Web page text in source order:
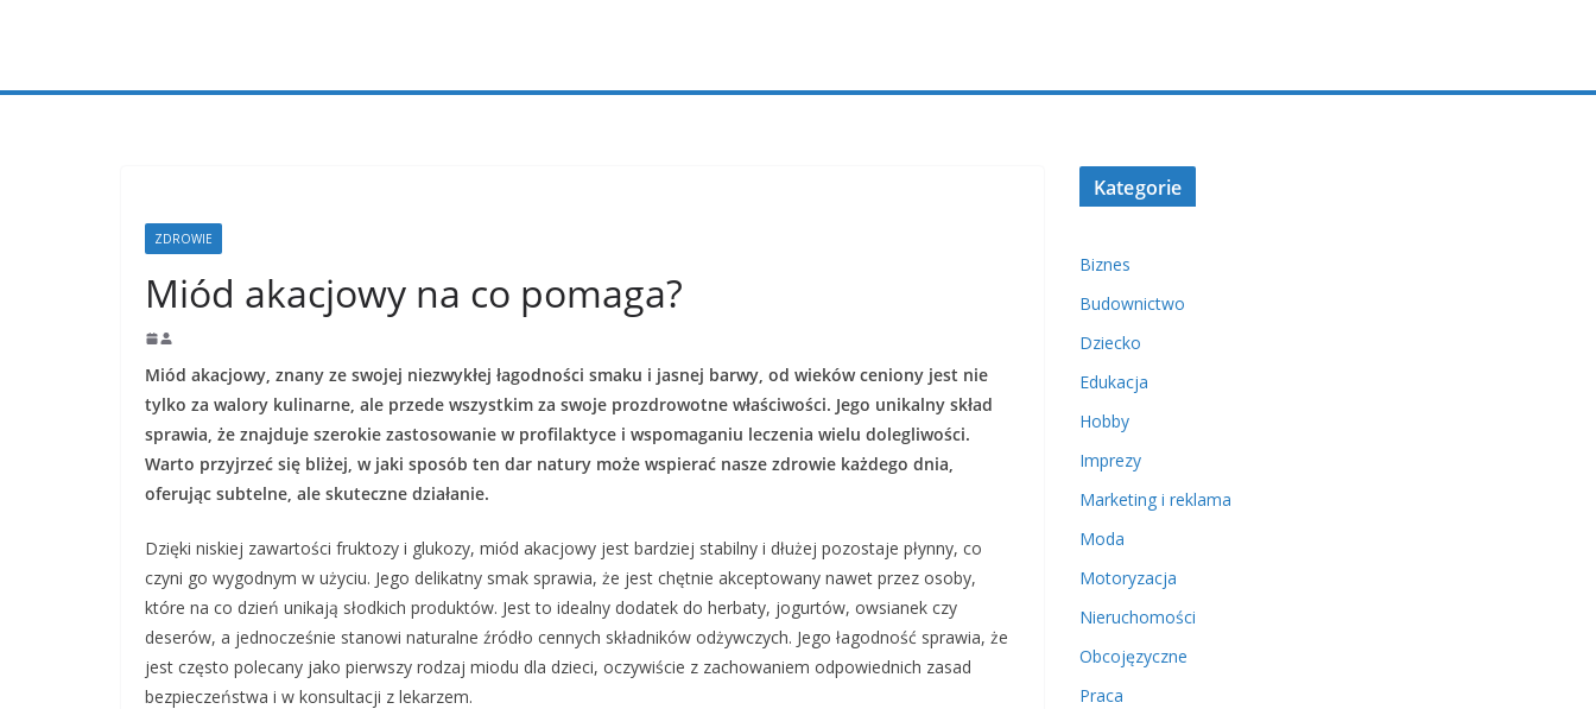
ZDROWIE
Miód akacjowy na co pomaga?
Miód akacjowy, znany ze swojej niezwykłej łagodności smaku i jasnej barwy, od wieków ceniony jest nie
tylko za walory kulinarne, ale przede wszystkim za swoje prozdrowotne właściwości. Jego unikalny skład
sprawia, że znajduje szerokie zastosowanie w profilaktyce i wspomaganiu leczenia wielu dolegliwości.
Warto przyjrzeć się bliżej, w jaki sposób ten dar natury może wspierać nasze zdrowie każdego dnia,
oferując subtelne, ale skuteczne działanie.
Dzięki niskiej zawartości fruktozy i glukozy, miód akacjowy jest bardziej stabilny i dłużej pozostaje płynny, co
czyni go wygodnym w użyciu. Jego delikatny smak sprawia, że jest chętnie akceptowany nawet przez osoby,
które na co dzień unikają słodkich produktów. Jest to idealny dodatek do herbaty, jogurtów, owsianek czy
deserów, a jednocześnie stanowi naturalne źródło cennych składników odżywczych. Jego łagodność sprawia, że
jest często polecany jako pierwszy rodzaj miodu dla dzieci, oczywiście z zachowaniem odpowiednich zasad
bezpieczeństwa i w konsultacji z lekarzem.
Kategorie
Biznes
Budownictwo
Dziecko
Edukacja
Hobby
Imprezy
Marketing i reklama
Moda
Motoryzacja
Nieruchomości
Obcojęzyczne
Praca